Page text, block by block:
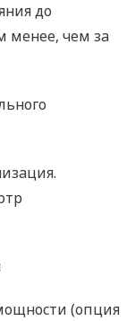
до
менее, чем за
(опция